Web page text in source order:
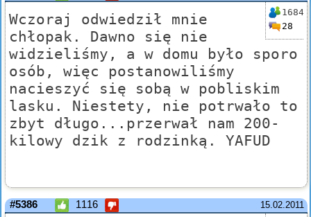
1684
28
Wczoraj odwiedził mnie
chłopak. Dawno się nie
widzieliśmy, a w domu było sporo
osób, więc postanowiliśmy
nacieszyć się sobą w pobliskim
lasku. Niestety, nie potrwało to
zbyt długo...przerwał nam 200-
kilowy dzik z rodzinką. YAFUD
15.02.2011
#5386 1116